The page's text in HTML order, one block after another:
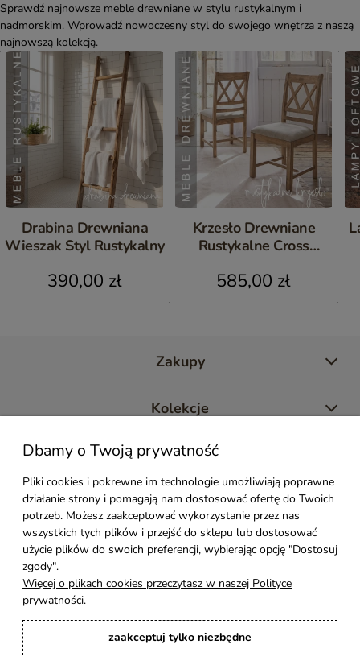
Sprawdź najnowsze meble drewniane w stylu rustykalnym i
nadmorskim. Wprowadź nowoczesny styl do swojego wnętrza z naszą
najnowszą kolekcją.
Drabina Drewniana
Wieszak Styl Rustykalny
390,00 zł
Krzesło Drewniane
Rustykalne Cross
585,00 zł
Zakupy
Kolekcje
Moje konto
Pomoc
Styl Mebli
Rodzaje drewna
Kontakt
Dbamy o Twoją prywatność
Pliki cookies i pokrewne im technologie umożliwiają poprawne
działanie strony i pomagają nam dostosować ofertę do Twoich
potrzeb. Możesz zaakceptować wykorzystanie przez nas
wszystkich tych plików i przejść do sklepu lub dostosować
użycie plików do swoich preferencji, wybierając opcję "Dostosuj
zgody".
Więcej o plikach cookies przeczytasz w naszej Polityce
prywatności.
zaakceptuj tylko niezbędne